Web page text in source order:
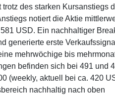
des starken Kursanstiegs
notiert die Aktie
USD. Ein nachhaltiger
generierte erste
mehrwöchige bis
befinden sich bei 491 und
(weekly, aktuell bei ca. 420
nachhaltig nach oben